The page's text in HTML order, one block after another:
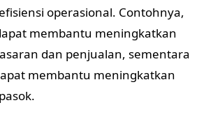
operasional. Contohnya,
membantu meningkatkan
dan penjualan, sementara
membantu meningkatkan